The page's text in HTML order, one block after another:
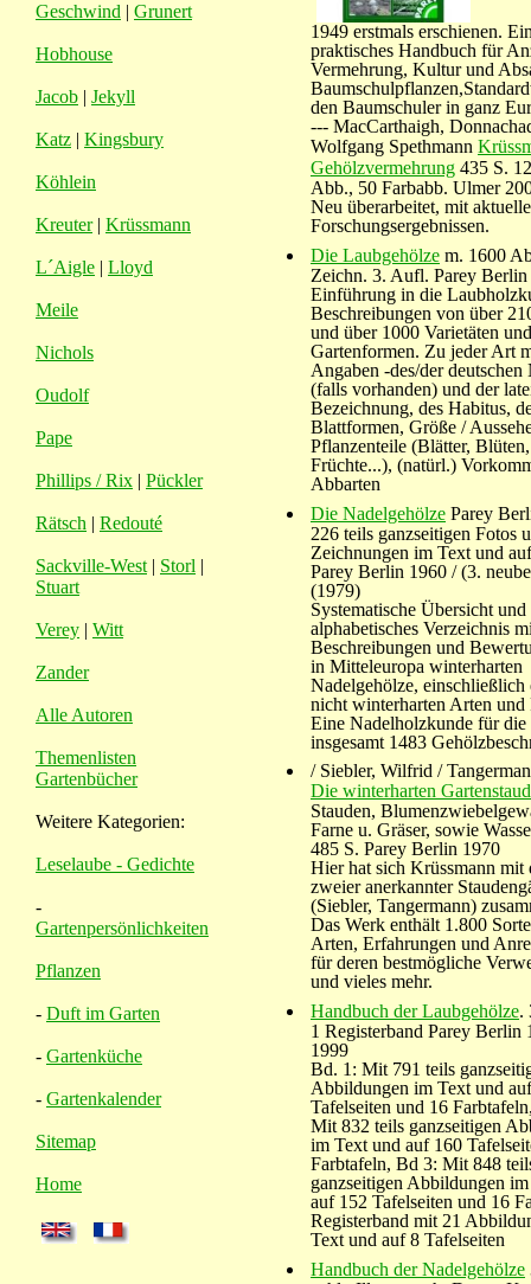
Geschwind | Grunert
Hobhouse
Jacob | Jekyll
Katz | Kingsbury
Köhlein
Kreuter| Krüssmann
L´Aigle | Lloyd
Meile
Nichols
Oudolf
Pape
Phillips / Rix | Pückler
Rätsch | Redouté
Sackville-West | Storl |
Stuart
Verey | Witt
Zander
Alle Autoren
Themenlisten
Gartenbücher
Weitere Kategorien:
Leselaube - Gedichte
-
Gartenpersönlichkeiten
Pflanzen
- Duft im Garten
- Gartenküche
- Gartenkalender
Sitemap
Home
1949 erstmals erschienen.
praktisches Handbuch für
Vermehrung, Kultur und
den Baumschuler in ganz
--- MacCarthaigh,
Wolfgang Spethmann
Gehölzvermehrung 435 S.
Abb., 50 Farbabb. Ulmer
Neu überarbeitet, mit
Forschungsergebnissen.
Die Laubgehölze m. 1600
Zeichn. 3. Aufl. Parey Berlin
Einführung in die
Beschreibungen von über
und über 1000 Varietäten und
Gartenformen. Zu jeder Art
Angaben -des/der deutschen
(falls vorhanden) und der
Bezeichnung, des Habitus,
Blattformen, Größe /
Pflanzenteile (Blätter,
Früchte...), (natürl.)
Abbarten
Die Nadelgehölze Parey
226 teils ganzseitigen Fotos
Zeichnungen im Text und
Parey Berlin 1960 / (3.
(1979)
Systematische Übersicht und
alphabetisches Verzeichnis
Beschreibungen und
in Mitteleuropa winterharten
Nadelgehölze, einschließlich
nicht winterharten Arten und
Eine Nadelholzkunde für die
insgesamt 1483
/ Siebler, Wilfrid /
Die winterharten
Stauden,
Farne u. Gräser, sowie
485 S. Parey Berlin 1970
Hier hat sich Krüssmann mit
zweier anerkannter
(Siebler, Tangermann)
Das Werk enthält 1.800
Arten, Erfahrungen und
für deren bestmögliche
und vieles mehr.
Handbuch der Laubgehölze.
1 Registerband Parey Berlin
1999
Bd. 1: Mit 791 teils
Abbildungen im Text und
Tafelseiten und 16
Mit 832 teils ganzseitigen
im Text und auf 160
Farbtafeln, Bd 3: Mit 848
ganzseitigen Abbildungen
auf 152 Tafelseiten und 16
Registerband mit 21
Text und auf 8 Tafelseiten
Handbuch der Nadelgehölze